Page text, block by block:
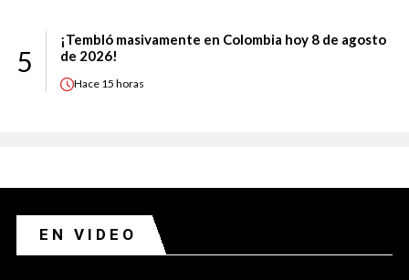
5
¡Tembló masivamente en Colombia hoy 8 de agosto
de 2026!
Hace 15 horas
EN VIDEO